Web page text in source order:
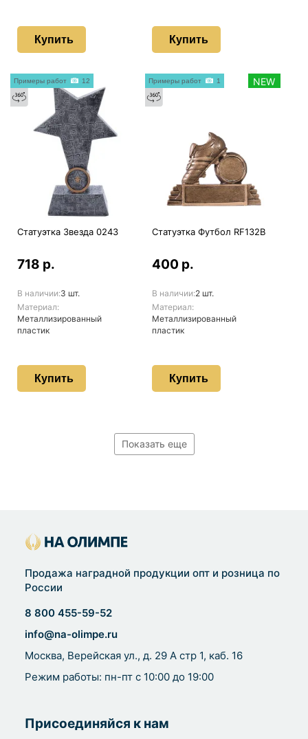
Купить Купить
Статуэтка Звезда 0243
718 р.
В наличии:3 шт.
Материал:
Металлизированный
пластик
Купить
Примеры работ 12
Статуэтка Футбол RF132B
400 р.
В наличии:2 шт.
Материал:
Металлизированный
пластик
Купить
NEW
Примеры работ 1
Показать еще
Продажа наградной продукции опт и розница по
России
8 800 455-59-52
info@na-olimpe.ru
Москва, Верейская ул., д. 29 А стр 1, каб. 16
Режим работы: пн-пт с 10:00 до 19:00
Присоединяйся к нам